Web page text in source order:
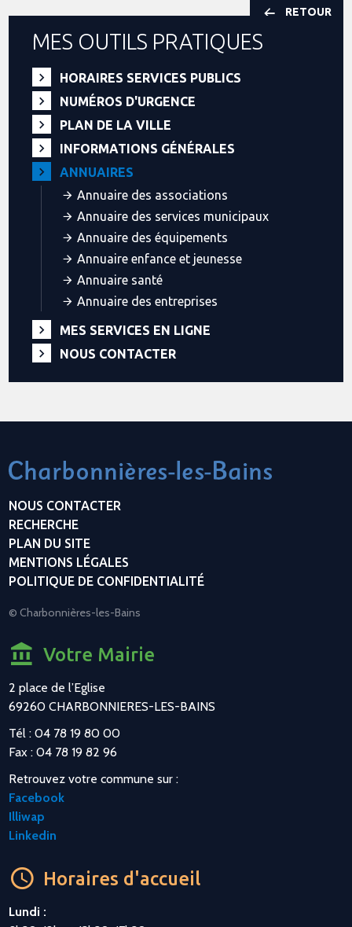
RETOUR
MES OUTILS PRATIQUES
HORAIRES SERVICES PUBLICS
NUMÉROS D'URGENCE
PLAN DE LA VILLE
INFORMATIONS GÉNÉRALES
ANNUAIRES
Annuaire des associations
Annuaire des services municipaux
Annuaire des équipements
Annuaire enfance et jeunesse
Annuaire santé
Annuaire des entreprises
MES SERVICES EN LIGNE
NOUS CONTACTER
NOUS CONTACTER
RECHERCHE
PLAN DU SITE
MENTIONS LÉGALES
POLITIQUE DE CONFIDENTIALITÉ
© Charbonnières-les-Bains
Votre Mairie
2 place de l’Eglise
69260 CHARBONNIERES-LES-BAINS
Tél : 04 78 19 80 00
Fax : 04 78 19 82 96
Retrouvez votre commune sur :
Facebook
Illiwap
Linkedin
Horaires d'accueil
Lundi :